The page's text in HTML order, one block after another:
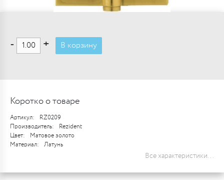
- + В корзину
Коротко о товаре
Артикул:
RZ0209
Производитель:
Rezident
Цвет:
Матовое золото
Материал:
Латунь
Все характеристики...